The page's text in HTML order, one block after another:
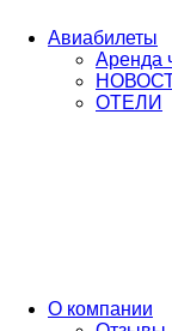
Авиабилеты
Аренда
ОТЕЛИ
О компании